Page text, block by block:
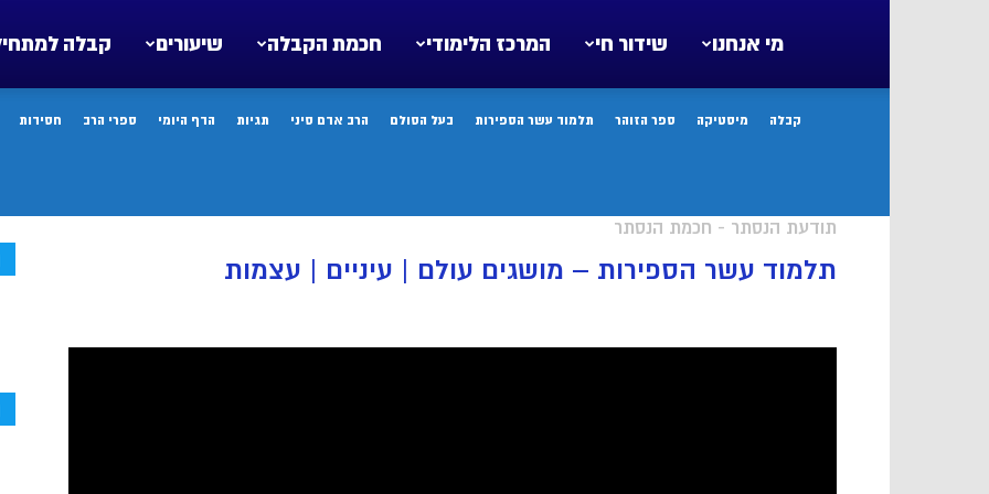
קבלה שיעורים חכמת הקבלה המרכז הלימודי שידור חי מי אנחנו
קבלה מיסטיקה ספר הזוהר תלמוד עשר הספירות בעל הסולם הרב אדם סיני תגיות הדף היומי ספרי הרב חסידות
תודעת הנסתר - חכמת הנסתר
תלמוד עשר הספירות – מושגים עולם | עיניים | עצמות